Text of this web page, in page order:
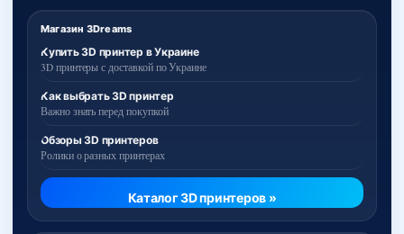
Магазин 3Dreams
Купить 3D принтер в Украине
3D принтеры с доставкой по Украине
Как выбрать 3D принтер
Важно знать перед покупкой
Обзоры 3D принтеров
Ролики о разных принтерах
Каталог 3D принтеров »